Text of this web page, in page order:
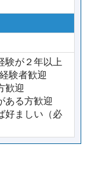
験が２年以上
験者歓迎
歓迎
ある方歓迎
好ましい（必